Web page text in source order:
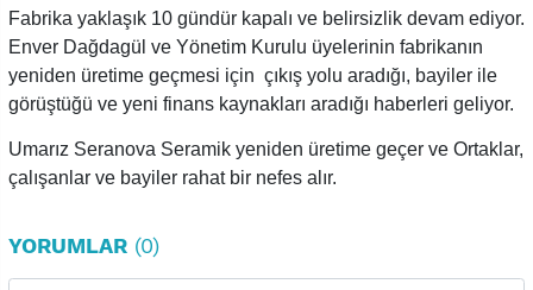
Fabrika yaklaşık 10 gündür kapalı ve belirsizlik devam ediyor.
Enver Dağdagül ve Yönetim Kurulu üyelerinin fabrikanın
yeniden üretime geçmesi için çıkış yolu aradığı, bayiler ile
görüştüğü ve yeni finans kaynakları aradığı haberleri geliyor.
Umarız Seranova Seramik yeniden üretime geçer ve Ortaklar,
çalışanlar ve bayiler rahat bir nefes alır.
YORUMLAR (0)